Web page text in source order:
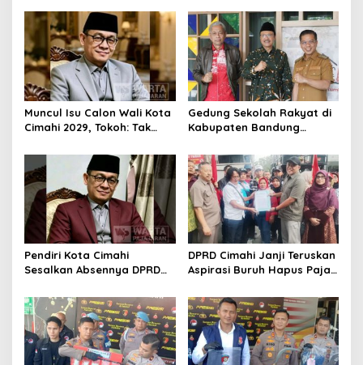
Ditangkap Polisi
Rebranding RSUD Cibabat
Muncul Isu Calon Wali Kota
Cimahi 2029, Tokoh: Tak
Legitimasi Parpol
Gedung Sekolah Rakyat di
Kabupaten Bandung
Siap Tampung Dua Ribu
Siswa
Pendiri Kota Cimahi
Sesalkan Absennya DPRD
Rebranding RSUD Cibabat
DPRD Cimahi Janji Teruskan
Aspirasi Buruh Hapus Pajak
dan DPR